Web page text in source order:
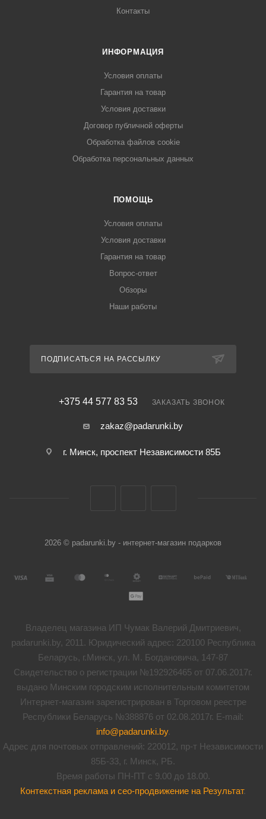
Контакты
ИНФОРМАЦИЯ
Условия оплаты
Гарантия на товар
Условия доставки
Договор публичной оферты
Обработка файлов cookie
Обработка персональных данных
ПОМОЩЬ
Условия оплаты
Условия доставки
Гарантия на товар
Вопрос-ответ
Обзоры
Наши работы
ПОДПИСАТЬСЯ НА РАССЫЛКУ
+375 44 577 83 53 ЗАКАЗАТЬ ЗВОНОК
zakaz@padarunki.by
г. Минск, проспект Независимости 85Б
2026 © padarunki.by - интернет-магазин подарков
Владелец магазина ИП Чумак Валерий Дмитриевич,
padarunki.by, 2011. Юридический адрес: 220100 Республика
Беларусь, г.Минск, ул. М. Богдановича, 147-87
Свидетельство о регистрации №192926465 от 07.06.2017г.
выдано Минским городским исполнительным комитетом
Интернет-магазин зарегистрирован в Торговом реестре
Республики Беларусь №388876 от 02.08.2017г. E-mail:
info@padarunki.by.
Адрес для почтовых отправлений: 220012, пр-т Независимости
85Б-33, г. Минск, РБ.
Время работы ПН-ПТ с 9.00 до 18.00.
Контекстная реклама и сео-продвижение на Результат.